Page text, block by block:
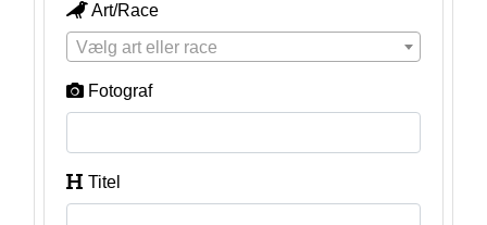
Art/Race
Vælg art eller race
Fotograf
Titel